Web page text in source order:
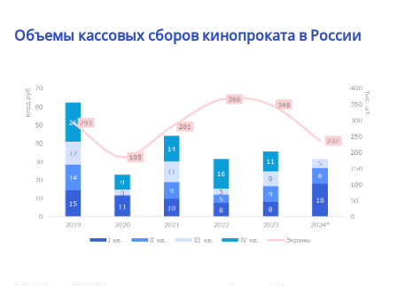
Объемы кассовых сборов кинопроката в России